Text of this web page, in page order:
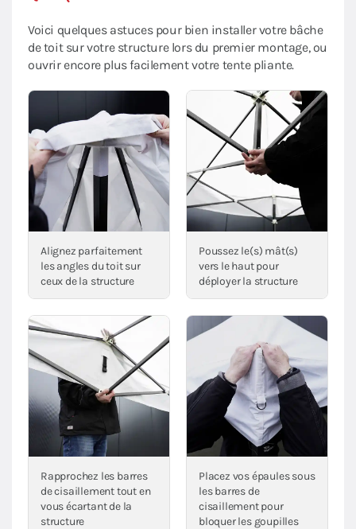
Voici quelques astuces pour bien installer votre bâche
de toit sur votre structure lors du premier montage, ou
ouvrir encore plus facilement votre tente pliante.
Alignez parfaitement
les angles du toit sur
ceux de la structure
Poussez le(s) mât(s)
vers le haut pour
déployer la structure
Rapprochez les barres
de cisaillement tout en
vous écartant de la
structure
Placez vos épaules sous
les barres de
cisaillement pour
bloquer les goupilles